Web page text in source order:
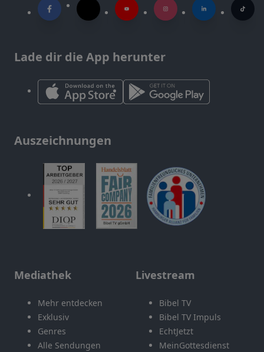
Lade dir die App herunter
Auszeichnungen
Mediathek
Mehr entdecken
Exklusiv
Genres
Alle Sendungen
Livestream
Bibel TV
Bibel TV Impuls
EchtJetzt
MeinGottesdienst